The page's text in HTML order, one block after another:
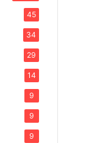
45
34
29
14
9
9
9